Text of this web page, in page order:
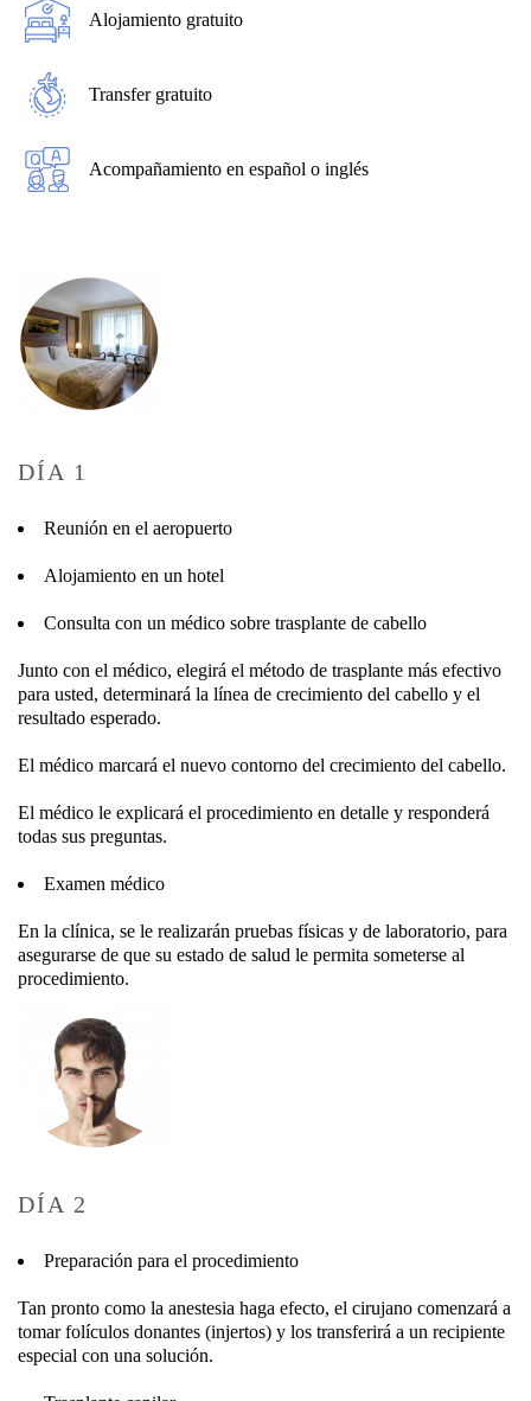
Alojamiento gratuito
Transfer gratuito
Acompañamiento en español o inglés
DÍA 1
Reunión en el aeropuerto
Alojamiento en un hotel
Consulta con un médico sobre trasplante de cabello
Junto con el médico, elegirá el método de trasplante más efectivo
para usted, determinará la línea de crecimiento del cabello y el
resultado esperado.
El médico marcará el nuevo contorno del crecimiento del cabello.
El médico le explicará el procedimiento en detalle y responderá
todas sus preguntas.
Examen médico
En la clínica, se le realizarán pruebas físicas y de laboratorio, para
asegurarse de que su estado de salud le permita someterse al
procedimiento.
DÍA 2
Preparación para el procedimiento
Tan pronto como la anestesia haga efecto, el cirujano comenzará a
tomar folículos donantes (injertos) y los transferirá a un recipiente
especial con una solución.